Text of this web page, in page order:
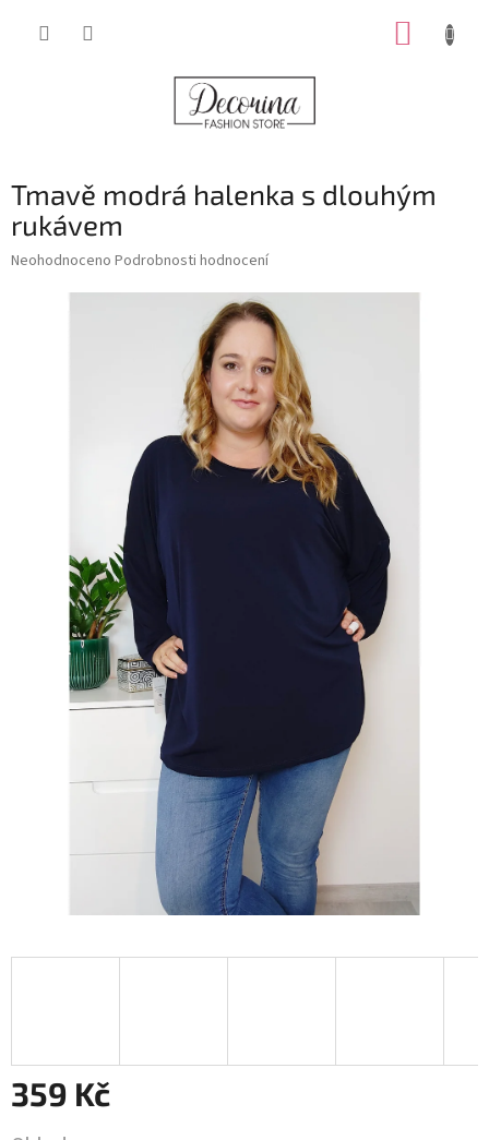
Tmavě modrá halenka s dlouhým
rukávem
Průměrné
Neohodnoceno Podrobnosti hodnocení
359 Kč